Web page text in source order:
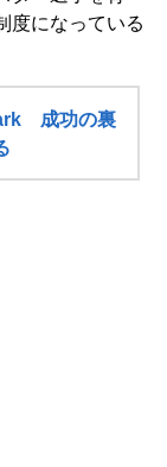
度になっている
成功の裏